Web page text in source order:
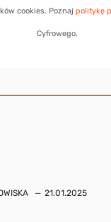
cookies. Poznaj politykę
Cyfrowego.
21.01.2025